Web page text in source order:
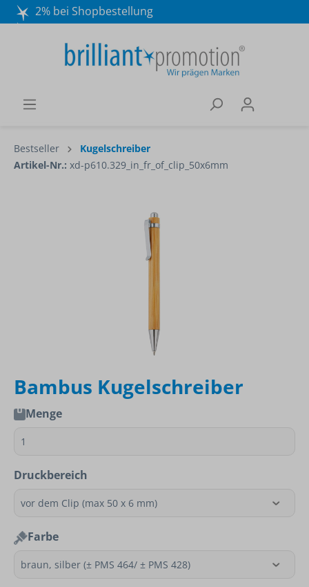
2% bei Shopbestellung
Wir beraten Sie gerne:
040 / 570 18 25 70
Bestseller
Kugelschreiber
Artikel-Nr.: xd-p610.329_in_fr_of_clip_50x6mm
Bambus Kugelschreiber
Menge
Druckbereich
Farbe